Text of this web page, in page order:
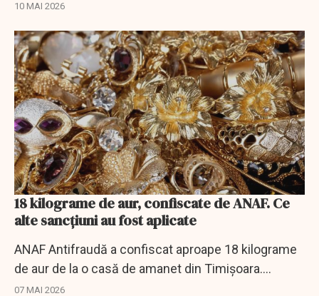
10 MAI 2026
18 kilograme de aur, confiscate de ANAF. Ce
alte sancțiuni au fost aplicate
ANAF Antifraudă a confiscat aproape 18 kilograme
de aur de la o casă de amanet din Timișoara.
Valoarea bunurilor depășește 9 milioane de lei.
07 MAI 2026